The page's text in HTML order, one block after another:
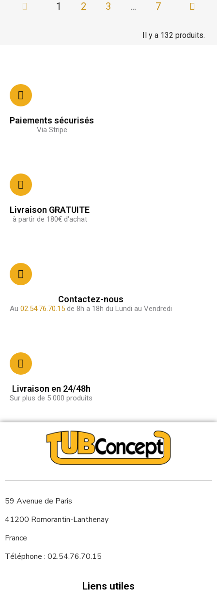
1 2 3 … 7
Il y a 132 produits.
Paiements sécurisés
Via Stripe
Livraison GRATUITE
à partir de 180€ d'achat
Contactez-nous
Au 02.54.76.70.15 de 8h a 18h du Lundi au Vendredi
Livraison en 24/48h
Sur plus de 5 000 produits
59 Avenue de Paris
41200 Romorantin-Lanthenay
France
Téléphone : 02.54.76.70.15
Liens utiles